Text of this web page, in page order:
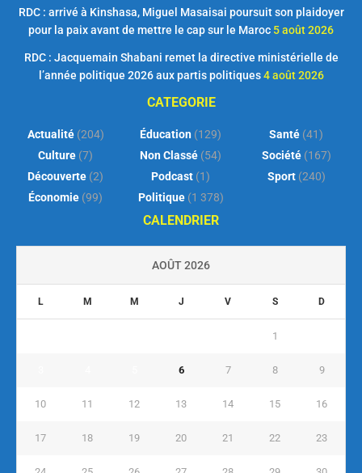
RDC : arrivé à Kinshasa, Miguel Masaisai poursuit son plaidoyer
pour la paix avant de mettre le cap sur le Maroc 5 août 2026
RDC : Jacquemain Shabani remet la directive ministérielle de
l’année politique 2026 aux partis politiques 4 août 2026
CATEGORIE
Actualité(204)
Culture (7)
Découverte (2)
Économie (99)
Éducation (129)
Non Classé (54)
Podcast (1)
Politique(1 378)
Santé (41)
Société(167)
Sport(240)
CALENDRIER
AOÛT 2026
L M M J V S D
1
6 7 8 9
10 11 12 13 14 15 16
17 18 19 20 21 22 23